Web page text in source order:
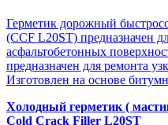
Герметик дорожный
(CCF L20SТ) предназначен
асфальтобетонных
предназначен для ремонта
Изготовлен на основе
Холодный герметик (
Cold Crack Filler L20SТ